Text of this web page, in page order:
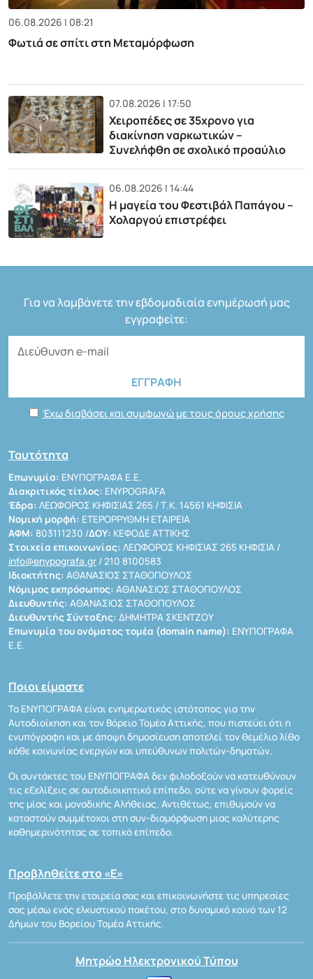
06.08.2026 | 08:21
Φωτιά σε σπίτι στη Μεταμόρφωση
07.08.2026 | 17:50
Χειροπέδες σε 35χρονο για
διακίνηση ναρκωτικών –
Συνελήφθη σε σχολικό προαύλιο
06.08.2026 | 14:44
Η μαγεία του Φεστιβάλ Παπάγου –
Χολαργού επιστρέφει
Για να λαμβάνετε την εβδομαδιαία ενημέρωσή μας
εγγραφείτε:
Έχω διαβάσει και συμφωνώ με τους όρους χρήσης
Ταυτότητα
Επωνυμία: ΕΝΥΠΟΓΡΑΦΑ Ε.Ε.
Διακριτικός τίτλος: ENYPOGRAFA
Έδρα: ΛΕΩΦΟΡΟΣ ΚΗΦΙΣΙΑΣ 265 / Τ.Κ. 14561 ΚΗΦΙΣΙΑ
Νομική μορφή: ΕΤΕΡΟΡΡΥΘΜΗ ΕΤΑΙΡΕΙΑ
ΑΦΜ: 803111230 /ΔΟΥ: ΚΕΦΟΔΕ ΑΤΤΙΚΗΣ
Στοιχεία επικοινωνίας: ΛΕΩΦΟΡΟΣ ΚΗΦΙΣΙΑΣ 265 ΚΗΦΙΣΙΑ /
info@enypografa.gr / 210 8100583
Ιδιοκτήτης: ΑΘΑΝΑΣΙΟΣ ΣΤΑΘΟΠΟΥΛΟΣ
Νόμιμος εκπρόσωπος: ΑΘΑΝΑΣΙΟΣ ΣΤΑΘΟΠΟΥΛΟΣ
Διευθυντής: ΑΘΑΝΑΣΙΟΣ ΣΤΑΘΟΠΟΥΛΟΣ
Διευθυντής Σύνταξης: ΔΗΜΗΤΡΑ ΣΚΕΝΤΖΟΥ
Επωνυμία του ονόματος τομέα (domain name): ΕΝΥΠΟΓΡΑΦΑ
Ε.Ε.
Ποιοι είμαστε
Το ΕΝΥΠΟΓΡΑΦΑ είναι ενημερωτικός ιστότοπος για την
Αυτοδιοίκηση και τον Βόρειο Τομέα Αττικής, που πιστεύει ότι η
ενυπόγραφη και με άποψη δημοσίευση αποτελεί τον θεμέλιο λίθο
κάθε κοινωνίας ενεργών και υπεύθυνων πολιτών-δημοτών.
Οι συντάκτες του ΕΝΥΠΟΓΡΑΦΑ δεν φιλοδοξούν να κατευθύνουν
τις εξελίξεις σε αυτοδιοικητικό επίπεδο, ούτε να γίνουν φορείς
της μίας και μοναδικής Αλήθειας. Αντιθέτως, επιθυμούν να
καταστούν συμμέτοχοι στη συν-διαμόρφωση μιας καλύτερης
καθημερινότητας σε τοπικό επίπεδο.
Προβληθείτε στο «Ε»
Προβάλλετε την εταιρεία σας και επικοινωνήστε τις υπηρεσίες
σας μέσω ενός ελκυστικού πακέτου, στο δυναμικό κοινό των 12
Δήμων του Βορείου Τομέα Αττικής.
Μητρώο Ηλεκτρονικού Τύπου